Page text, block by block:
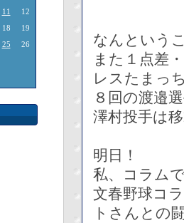
11
12
18
19
25
26
なんという
また１点差
レスたまっ
８回の渡邉
澤村投手は
明日！
私、コラム
文春野球コ
トさんとの